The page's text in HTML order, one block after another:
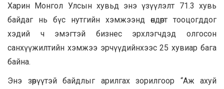
Харин Монгол Улсын хувьд энэ үзүүлэлт 71.3 хувь
байдаг нь бүс нутгийн хэмжээнд өндөрт тооцогддог
хэдий ч эмэгтэй бизнес эрхлэгчдэд олгосон
санхүүжилтийн хэмжээ эрчүүдийнхээс 25 хувиар бага
байна.
Энэ зөрүүтэй байдлыг арилгах зорилгоор “Аж ахуй